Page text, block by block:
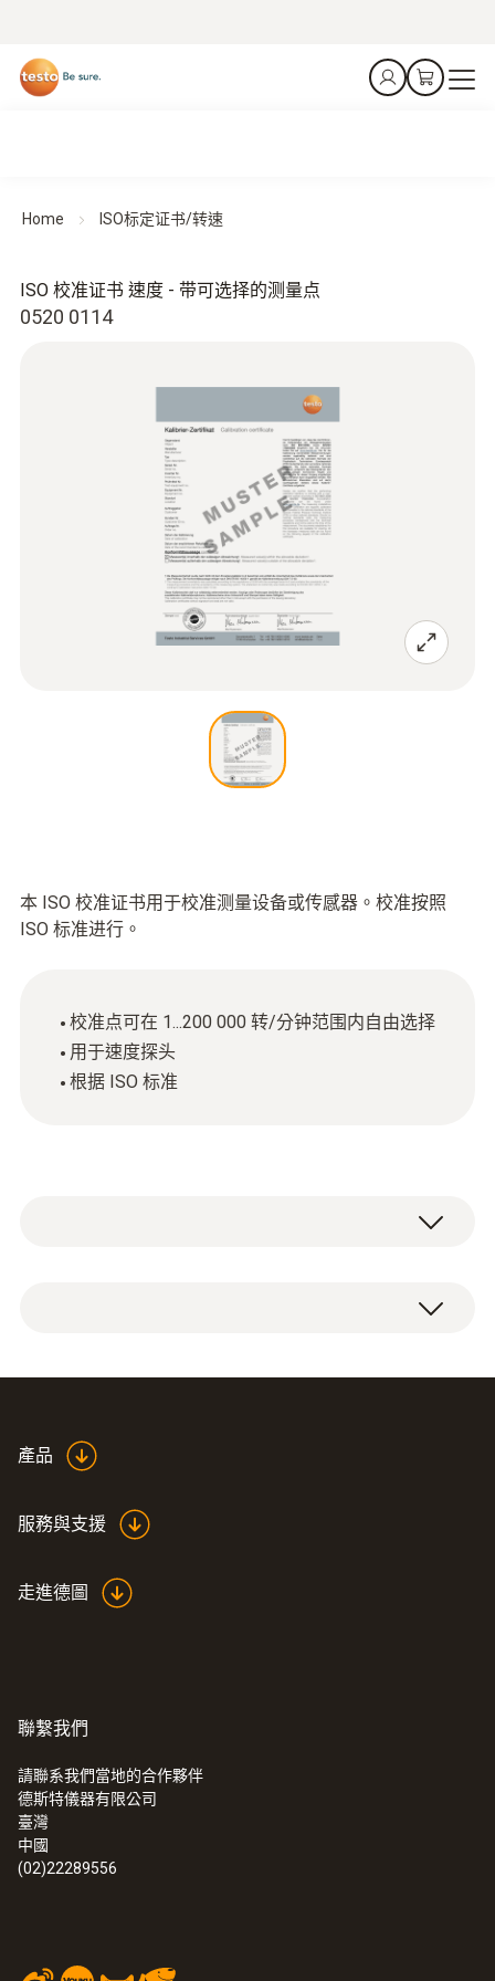
Home ISO标定证书/转速
0520 0114
ISO 校准证书 速度 - 带可选择的测量点
本 ISO 校准证书用于校准测量设备或传感器。校准按照
ISO 标准进行。
校准点可在 1...200 000 转/分钟范围内自由选择
用于速度探头
根据 ISO 标准
ISO 校准证书 转速在 1...200,000 rpm 范围内可
產品
服務與支援
走進德圖
聯繫我們
請聯系我們當地的合作夥伴
德斯特儀器有限公司
臺灣
中國
(02)22289556